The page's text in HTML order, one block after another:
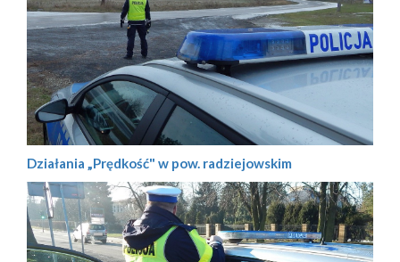
Działania „Prędkość" w pow. radziejowskim